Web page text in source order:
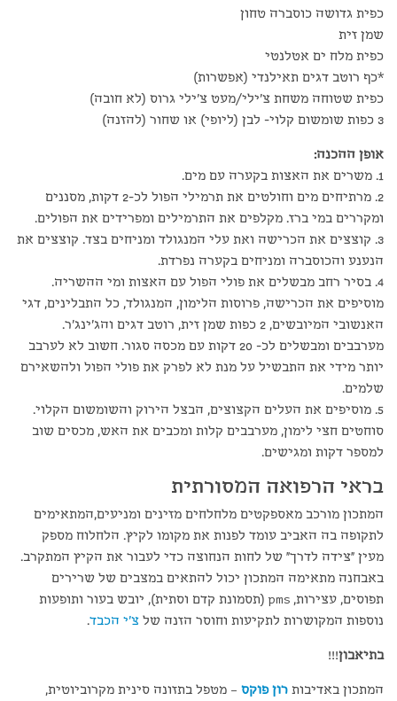
כפית גדושה כוסברה טחון
שמן זית
כפית מלח ים אטלנטי
*כף רוטב דגים תאילנדי (אפשרות)
כפית שטוחה משחת צ'ילי/מעט צ'ילי גרוס (לא חובה)
3 כפות שומשום קלוי- לבן (ליופי) או שחור (להזנה)
אופן ההכנה:
1. משרים את האצות בקערה עם מים.
2. מרתיחים מים וחולטים את תרמילי הפול לכ-2 דקות, מסננים
ומקררים במי ברז. מקלפים את התרמילים ומפרידים את הפולים.
3. קוצצים את הכרישה ואת עלי המנגולד ומניחים בצד. קוצצים את
הנענע והכוסברה ומניחים בקערה נפרדת.
4. בסיר רחב מבשלים את פולי הפול עם האצות ומי ההשריה.
מוסיפים את הכרישה, פרוסות הלימון, המנגולד, כל התבלינים, דגי
האנשובי המיובשים, 2 כפות שמן זית, רוטב דגים והג'ינג'ר.
מערבבים ומבשלים לכ- 20 דקות עם מכסה סגור. חשוב לא לערבב
יותר מידי את התבשיל על מנת לא לפרק את פולי הפול ולהשאירם
שלמים.
5. מוסיפים את העלים הקצוצים, הבצל הירוק והשומשום הקלוי.
סוחטים חצי לימון, מערבבים קלות ומכבים את האש, מכסים שוב
למספר דקות ומגישים.
בראי הרפואה המסורתית
המתכון מורכב מאספקטים מלחלחים מזינים ומניעים,המתאימים
לתקופה בה האביב עומד לפנות את מקומו לקיץ. הלחלוח מספק
מעין "צידה לדרך" של לחות הנחוצה כדי לעבור את הקיץ המתקרב.
באבחנה מתאימה המתכון יכול להתאים במצבים של שרירים
תפוסים, עצירות, pms (תסמונת קדם וסתית), יובש בעור ותופעות
נוספות המקושרות לתקיעות וחוסר הזנה של צ'י הכבד.
בתיאבון!!!
המתכון באדיבות רון פוקס – מטפל בתזונה סינית מקרוביוטית,